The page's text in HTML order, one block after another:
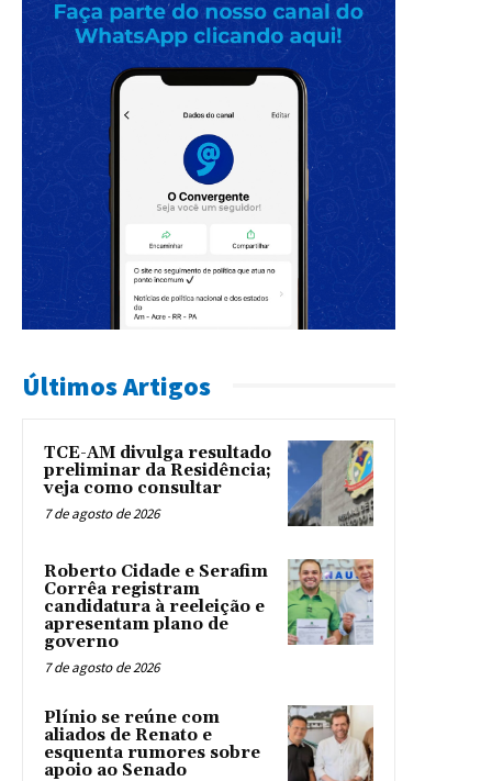
Últimos Artigos
TCE-AM divulga resultado
preliminar da Residência;
veja como consultar
7 de agosto de 2026
Roberto Cidade e Serafim
Corrêa registram
candidatura à reeleição e
apresentam plano de
governo
7 de agosto de 2026
Plínio se reúne com
aliados de Renato e
esquenta rumores sobre
apoio ao Senado